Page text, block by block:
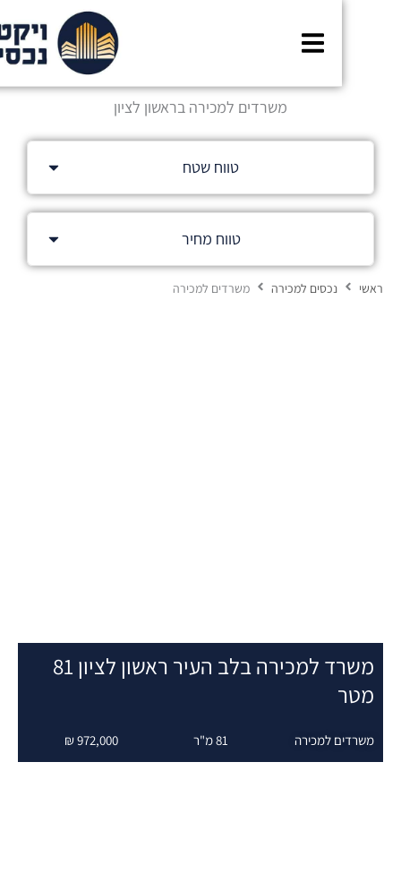
משרדים למכירה בראשון לציון
טווח שטח
טווח מחיר
נכסים למכירה משרדים למכירה
משרד למכירה בלב העיר ראשון לציון 81
למכירה 972,000 ₪